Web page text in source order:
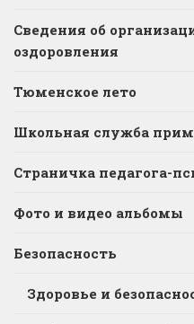
Сведения об
оздоровления
Тюменское лето
Школьная служба
Страничка педагога-
Фото и видео альбомы
Безопасность
Здоровье и